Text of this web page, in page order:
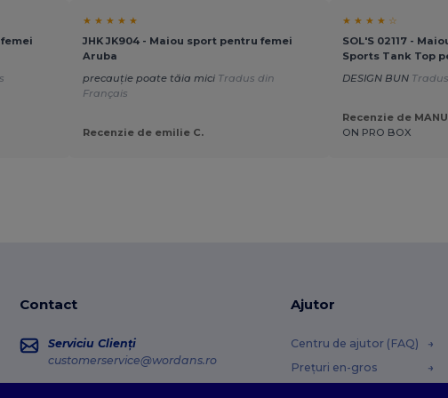
★ ★ ★ ★ ★
JHK JK904 - Maiou sport pentru femei
Aruba
precauție poate tăia mici Tradus din
Français
Recenzie de emilie C.
★ ★ ★ ★ ☆
SOL'S 02117 -
Sports Tank Top
DESIGN BUN
Recenzie de
ON PRO BOX
Contact
Serviciu Clienți
customerservice@wordans.ro
Ajutor
Centru de ajutor (FAQ)
Prețuri en-gros